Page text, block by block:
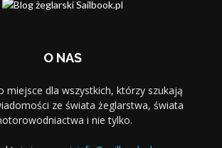
O NAS
miejsce dla wszystkich, którzy szukają
ze świata żeglarstwa, świata
i nie tylko.